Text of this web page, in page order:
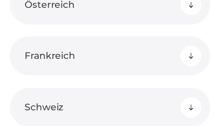
Österreich
Frankreich
Schweiz